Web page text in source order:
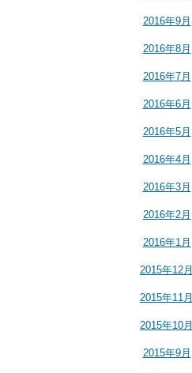
2016年9月
2016年8月
2016年7月
2016年6月
2016年5月
2016年4月
2016年3月
2016年2月
2016年1月
2015年12月
2015年11月
2015年10月
2015年9月